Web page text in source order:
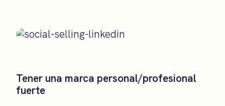
Tener una marca personal/profesional
fuerte